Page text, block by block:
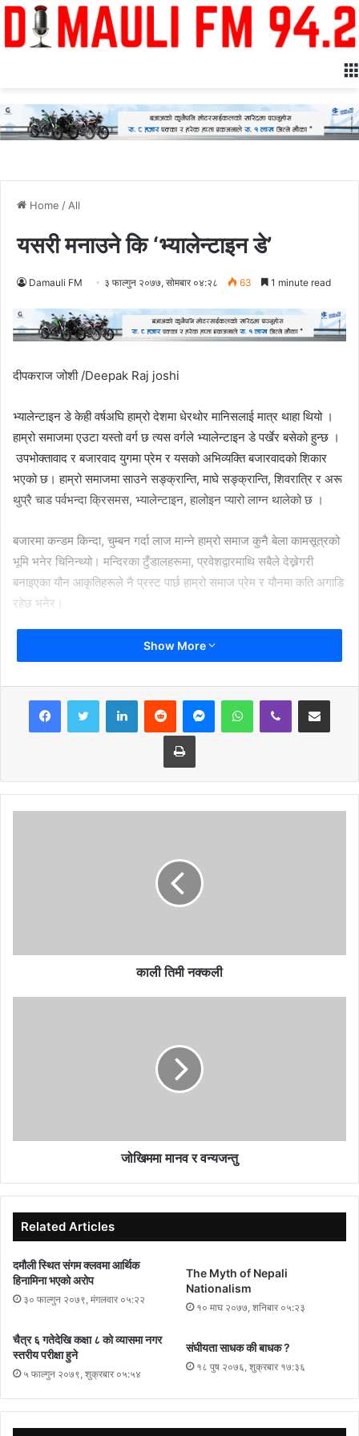
Home / All
यसरी मनाउने कि ‘भ्यालेन्टाइन डे’
Damauli FM ३ फाल्गुन २०७७, सोमबार ०४:२८ 63 1 minute read
दीपकराज जोशी /Deepak Raj joshi
भ्यालेन्टाइन डे केही वर्षअघि हाम्रो देशमा धेरथोर मानिसलाई मात्र थाहा थियो ।
हाम्रो समाजमा एउटा यस्तो वर्ग छ त्यस वर्गले भ्यालेन्टाइन डे पर्खेर बसेको हुन्छ ।
उपभोक्तावाद र बजारवाद युगमा प्रेम र यसको अभिव्यक्ति बजारवादको शिकार
भएको छ। हाम्रो समाजमा साउने सङ्क्रान्ति, माघे सङ्क्रान्ति, शिवरात्रि र अरू
थुप्रै चाड पर्वभन्दा क्रिसमस, भ्यालेन्टाइन, हालोइन प्यारो लाग्न थालेको छ ।
बजारमा कन्डम किन्दा, चुम्बन गर्दा लाज मान्ने हाम्रो समाज कुनै बेला कामसूत्रको
भूमि भनेर चिनिन्थ्यो। मन्दिरका टुँडालहरूमा, प्रवेशद्वारमाथि सबैले देख्नेगरी
बनाइएका यौन आकृतिहरूले नै प्रस्ट पार्छ हाम्रो समाज प्रेम र यौनमा कति अगाडि
रहेछ भनेर।
कामदेव सौन्दर्यका प्रतीक हुन् भने रति आनन्द, प्रसन्नताकी प्रतीक हुन् ।
उनलाई कामुकताका लागि चिनिनुका साथै प्रेम र आकर्षणकी देवी भनेर मान्ने
गरिन्छ । संस्कृत शब्द काम-देवको अर्थ ‘दिव्य प्रेम’ वा ‘प्रेमका देवता’ हो।
वा चाहना हो, विशेष गरी शारीरिक प्रेम वा यौन सम्बन्धमा।
विष्णु पुराण र भागवत् पुराणमा (5.16.15) विष्णुको अर्को नाम कामदेव हो। यो शब्द
कहिलेकाहीँ शिवको नामका रूपमा प्रयोग भएको छ। कामदेव संस्कृत पाठ ‘प्रयाशित
कामदेवलाई एक सुन्दर युवाको रूपमा कल्पना गरिएको छ। उनका हातमा धनु छ।
वाण पाँच प्रकारका सुवासित फूलले बनेका छन् । यी पाँच प्रकारका फूलहरू हुन्:
अशोक, सेतो र निलो कमल, मल्लिका र अम्रामञ्जरी।
Click here to read More
Show More
LinkedInReddit MessengerWhatsAppViber Share via Email
Print
काली तिमी नक्कली
जोखिममा मानव र वन्यजन्तु
Related Articles
दमौली स्थित संगम क्लवमा आर्थिक
हिनामिना भएको अरोप
३० फाल्गुन २०७९, मंगलवार ०५:२२
The Myth of Nepali
Nationalism
१० माघ २०७७, शनिबार ०५:२३
चैत्र ६ गतेदेखि कक्षा ८ को व्यासमा नगर
स्तरीय परीक्षा हुने
५ फाल्गुन २०७९, शुक्रबार ०५:५४
संघीयता साधक की बाधक ?
१८ पुष २०७६, शुक्रबार १७:३६